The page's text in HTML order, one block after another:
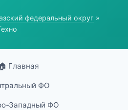
федеральный округ »
🏠 Главная
ФО
Западный ФО